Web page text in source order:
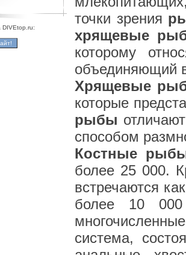
DIVEtop.ru:
точки зрения
хрящевые
которому
объединяющий
Хрящевые
которые
рыбы
способом
Костные
более 25 000.
встречаются
более 10
система,